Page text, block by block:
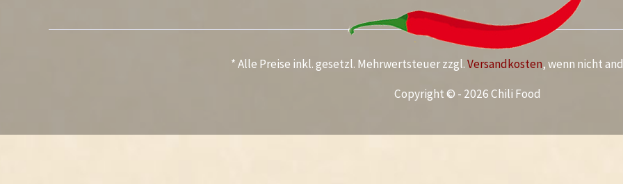
* Alle Preise inkl. gesetzl. Mehrwertsteuer zzgl.Versandkosten, wenn nicht
Copyright © - 2026 Chili Food